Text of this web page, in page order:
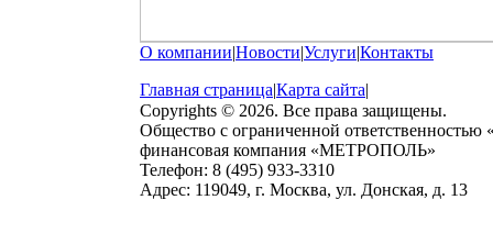
О компании|Новости|Услуги|Контакты
Главная страница|Карта сайта|
Copyrights © 2026. Все права защищены.
Общество с ограниченной ответственностью
финансовая компания «МЕТРОПОЛЬ»
Телефон: 8 (495) 933-3310
Адрес: 119049, г. Москва, ул. Донская, д. 13